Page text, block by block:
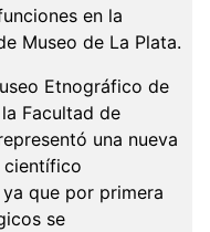
en la
Museo de La Plata.
Etnográfico de
Facultad de
una nueva
científico
que por primera
se